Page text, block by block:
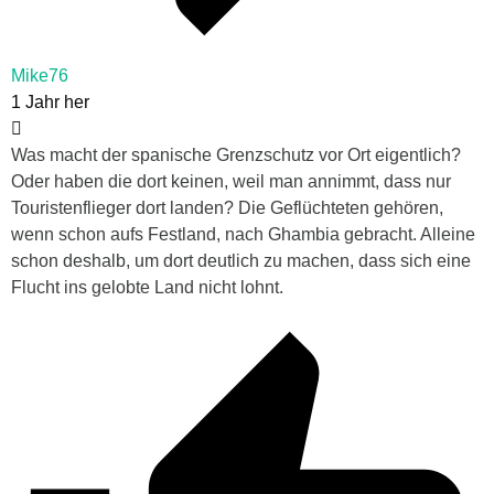
Mike76
1 Jahr her
Was macht der spanische Grenzschutz vor Ort eigentlich?
Oder haben die dort keinen, weil man annimmt, dass nur
Touristenflieger dort landen? Die Geflüchteten gehören,
wenn schon aufs Festland, nach Ghambia gebracht. Alleine
schon deshalb, um dort deutlich zu machen, dass sich eine
Flucht ins gelobte Land nicht lohnt.